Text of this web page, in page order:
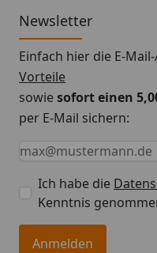
Newsletter
Einfach hier die E-
Vorteile
sowiesofort einen
per E-Mail sichern:
Keine Eingabe
Eingabe erforderlich
E-Mail *
Ich habe die
Kenntnis
Anmelden